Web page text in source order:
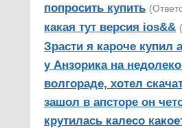
попросить купить
какая тут версия ios&&
Зрасти я кароче купил
у Анзорика на
волгораде, хотел
зашол в апсторе он
крутилась калесо